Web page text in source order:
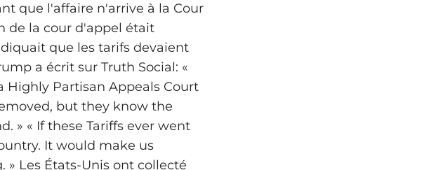
que l'affaire n'arrive à la Cour
de la cour d'appel était
que les tarifs devaient
a écrit sur Truth Social: «
a Highly Partisan Appeals Court
but they know the
» « If these Tariffs ever went
It would make us
Les États‑Unis ont collecté